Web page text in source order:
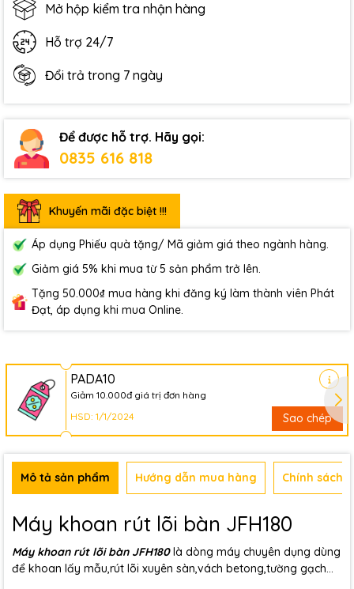
Mở hộp kiểm tra nhận hàng
Hỗ trợ 24/7
Đổi trả trong 7 ngày
Để được hỗ trợ. Hãy gọi:
0835 616 818
Khuyến mãi đặc biệt !!!
Áp dụng Phiếu quà tặng/ Mã giảm giá theo ngành hàng.
Giảm giá 5% khi mua từ 5 sản phẩm trở lên.
Tặng 50.000₫ mua hàng khi đăng ký làm thành viên Phát
Đạt, áp dụng khi mua Online.
PADA10
Giảm 10.000đ giá trị đơn hàng
HSD: 1/1/2024
Sao chép
Mô tả sản phẩm Hướng dẫn mua hàng Chính sách
Máy khoan rút lõi bàn JFH180
Máy khoan rút lõi bàn JFH180là dòng máy chuyên dụng dùng
để khoan lấy mẫu,rút lõi xuyên sàn,vách betong,tường gạch...